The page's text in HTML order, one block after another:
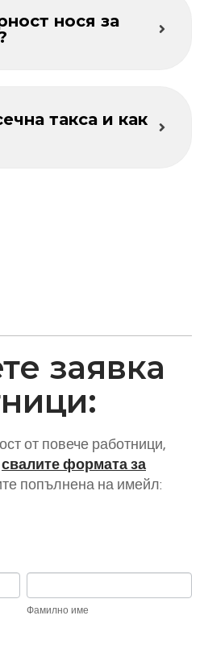
нося за
такса и как
заявка
от повече работници,
свалите формата за
попълнена на имейл:
име
Фамилно име